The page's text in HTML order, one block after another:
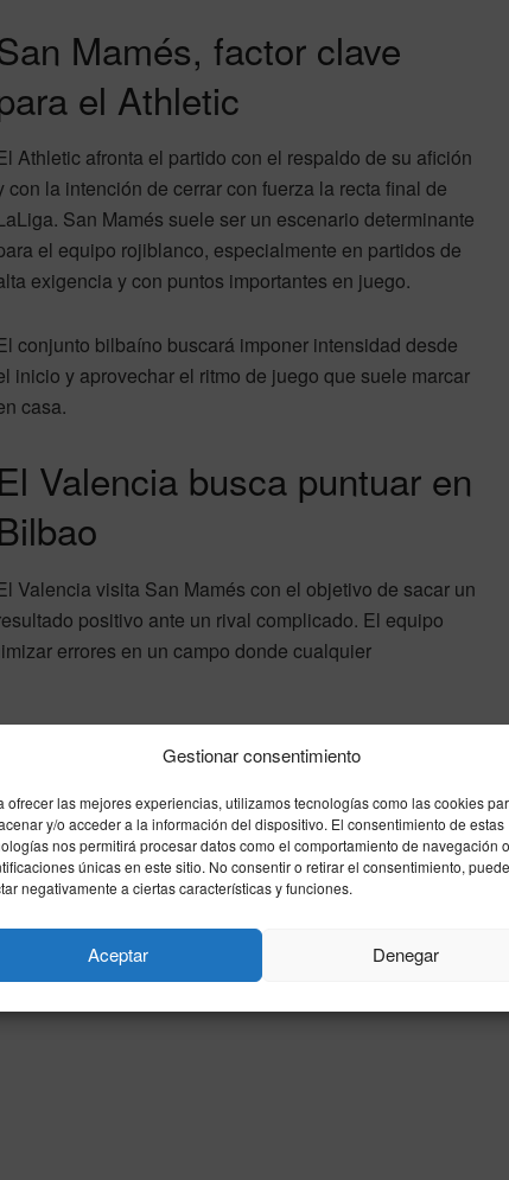
Gestionar consentimiento
ofrecer las mejores experiencias, utilizamos tecnologías como las cookies
y/o acceder a la información del dispositivo. El consentimiento de estas
nos permitirá procesar datos como el comportamiento de navegación
únicas en este sitio. No consentir o retirar el consentimiento, puede
negativamente a ciertas características y funciones.
Aceptar Denegar
Mamés, factor clave
el Athletic
Athletic afronta el partido con el respaldo de su afición
con la intención de cerrar con fuerza la recta final de
San Mamés suele ser un escenario determinante
el equipo rojiblanco, especialmente en partidos de
exigencia y con puntos importantes en juego.
conjunto bilbaíno buscará imponer intensidad desde
inicio y aprovechar el ritmo de juego que suele marcar
casa.
El Valencia busca puntuar en
Valencia visita San Mamés con el objetivo de sacar un
positivo ante un rival complicado. El equipo
errores en un campo donde cualquier
influencia en la clasificación final, con varios